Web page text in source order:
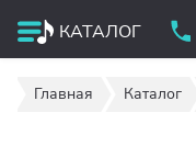
КАТАЛОГ
Главная Каталог